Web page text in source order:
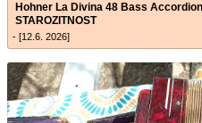
Hohner La Divina 48 Bass
STAROZITNOST
- [12.6. 2026]